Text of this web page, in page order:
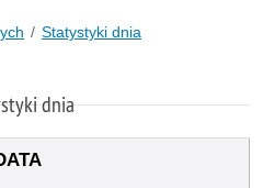
Statystyki dnia
dnia